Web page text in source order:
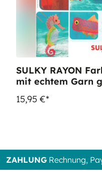
SULKY RAYON
mit echtem Garn
15,95 €*
ZAHLUNG Rechnung,